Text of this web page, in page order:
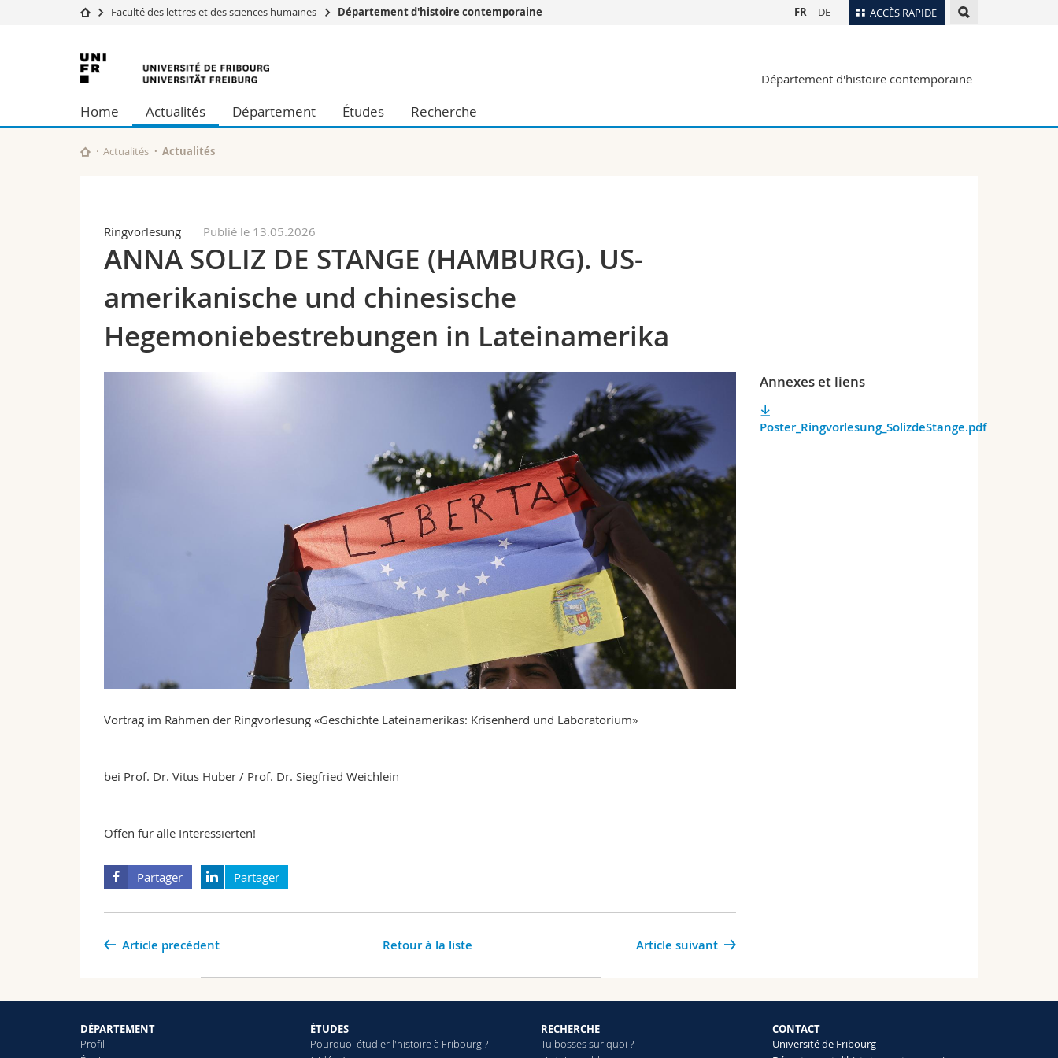
ACCÈS RAPIDE
Université
Recherche
Université
Formation continue
Sciences économiques et sociales et management
Lettres et sciences humaines
Chercheurs
Plan d'accès
Webmail
FR DE
Faculté des lettres et des sciences humaines Département d'histoire contemporaine
Université
de
Fribourg
Département d'histoire contemporaine
Home Actualités Département Études Recherche
Actualités Actualités
Ringvorlesung Publié le 13.05.2026
ANNA SOLIZ DE STANGE (HAMBURG). US-
amerikanische und chinesische
Hegemoniebestrebungen in Lateinamerika
Vortrag im Rahmen der Ringvorlesung «Geschichte Lateinamerikas: Krisenherd und Laboratorium»
bei Prof. Dr. Vitus Huber / Prof. Dr. Siegfried Weichlein
Offen für alle Interessierten!
Partager Partager
Article suivant
Article precédent Retour à la liste
Annexes et liens
Poster_Ringvorlesung_SolizdeStange.pdf
DÉPARTEMENT
Profil
ÉTUDES
Pourquoi étudier l'histoire à Fribourg ?
RECHERCHE
Tu bosses sur quoi ?
CONTACT
Université de Fribourg